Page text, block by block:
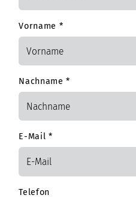
Vorname *
Nachname*
E-Mail *
Telefon